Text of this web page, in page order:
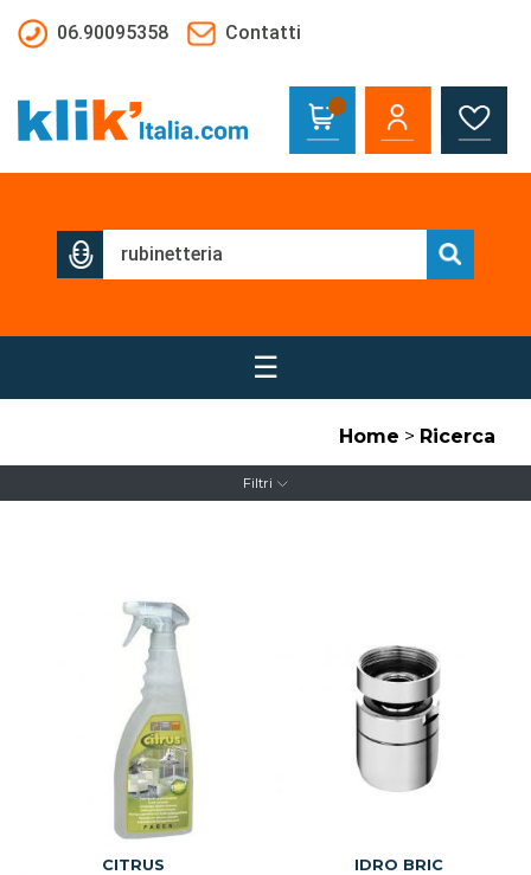
06.90095358
Contatti
☰
Home > Ricerca
Filtri
CITRUS IDRO BRIC